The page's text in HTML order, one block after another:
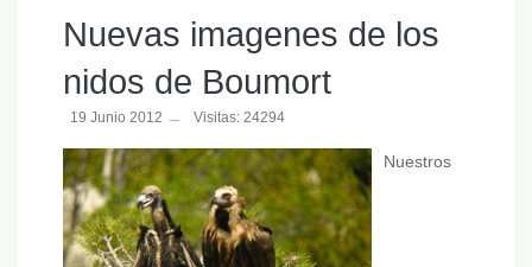
Nuevas imagenes de los
nidos de Boumort
19 Junio 2012 Visitas: 24294
Nuestros